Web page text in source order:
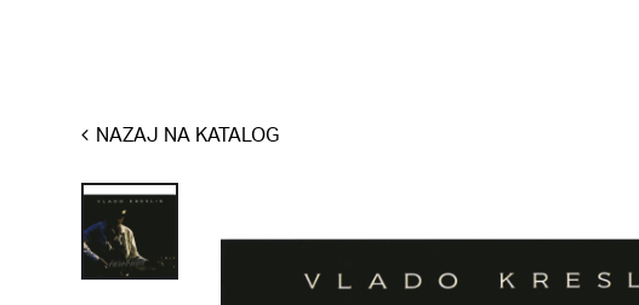
NAZAJ NA KATALOG